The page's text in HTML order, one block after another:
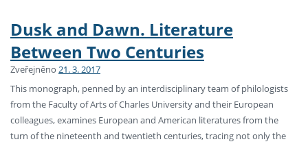
Dusk and Dawn. Literature
Between Two Centuries
Zveřejněno 21. 3. 2017
This monograph, penned by an interdisciplinary team of philologists
from the Faculty of Arts of Charles University and their European
colleagues, examines European and American literatures from the
turn of the nineteenth and twentieth centuries, tracing not only the